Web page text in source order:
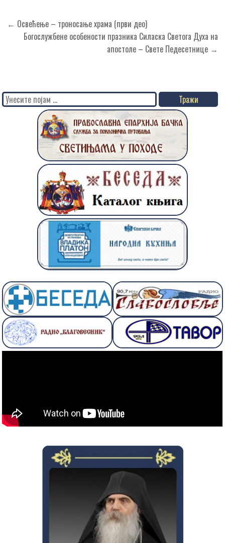
Кретање
чланка
← Освећење – троносање храма (први део)
Богослужбене особености празника Силаска Светога Духа на
апостоле – Свете Педесетнице →
Search
for: